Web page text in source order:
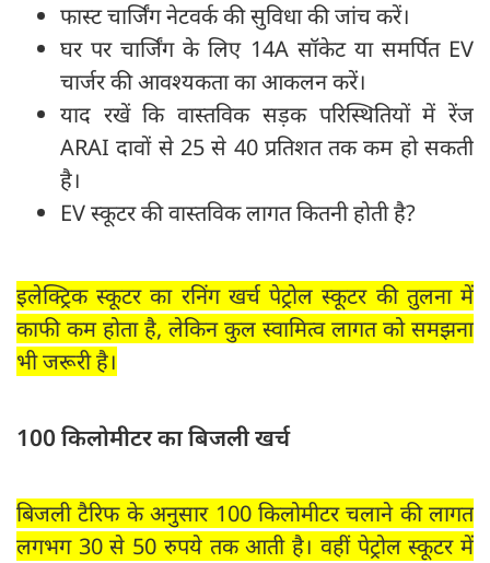
फास्ट चार्जिंग नेटवर्क की सुविधा की जांच करें।
घर पर चार्जिंग के लिए 14A सॉकेट या समर्पित EV
चार्जर की आवश्यकता का आकलन करें।
याद रखें कि वास्तविक सड़क परिस्थितियों में रेंज
ARAI दावों से 25 से 40 प्रतिशत तक कम हो सकती
है।
EV स्कूटर की वास्तविक लागत कितनी होती है?
इलेक्ट्रिक स्कूटर का रनिंग खर्च पेट्रोल स्कूटर की तुलना में
काफी कम होता है, लेकिन कुल स्वामित्व लागत को समझना
भी जरूरी है।
100 किलोमीटर का बिजली खर्च
बिजली टैरिफ के अनुसार 100 किलोमीटर चलाने की लागत
लगभग 30 से 50 रुपये तक आती है। वहीं पेट्रोल स्कूटर में